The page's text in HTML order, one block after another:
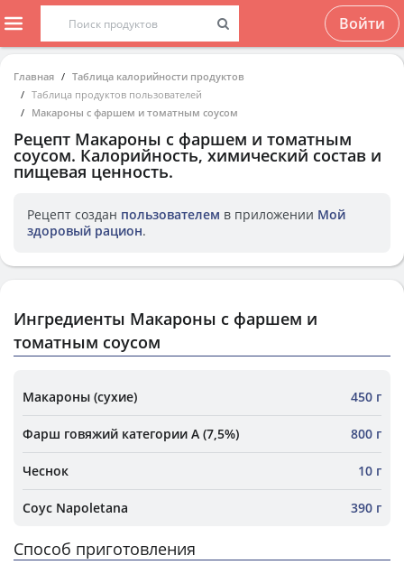
Войти
Главная
Таблица калорийности продуктов
Таблица продуктов пользователей
Макароны с фаршем и томатным соусом
Рецепт Макароны с фаршем и томатным
соусом. Калорийность, химический состав и
пищевая ценность.
Рецепт создан пользователем в приложении Мой
здоровый рацион.
Ингредиенты Макароны с фаршем и
томатным соусом
Макароны (сухие) 450 г
Фарш говяжий категории А (7,5%) 800 г
Чеснок 10 г
Соус Napoletana 390 г
Способ приготовления